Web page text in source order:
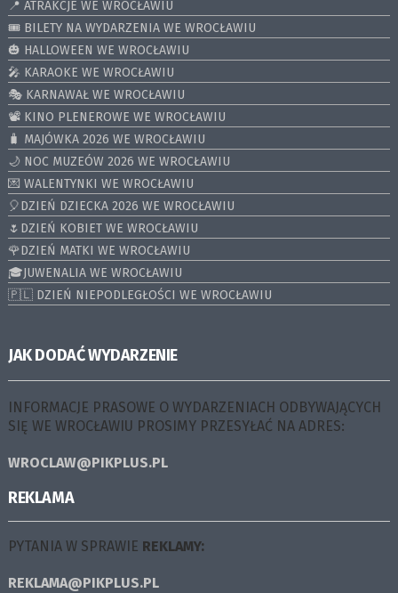
📍 ATRAKCJE WE WROCŁAWIU
🎟️ BILETY NA WYDARZENIA WE WROCŁAWIU
🎃 HALLOWEEN WE WROCŁAWIU
🎤 KARAOKE WE WROCŁAWIU
🎭 KARNAWAŁ WE WROCŁAWIU
📽️ KINO PLENEROWE WE WROCŁAWIU
🧳 MAJÓWKA 2026 WE WROCŁAWIU
🌙 NOC MUZEÓW 2026 WE WROCŁAWIU
💌 WALENTYNKI WE WROCŁAWIU
🎈DZIEŃ DZIECKA 2026 WE WROCŁAWIU
🌷DZIEŃ KOBIET WE WROCŁAWIU
🌹DZIEŃ MATKI WE WROCŁAWIU
🎓JUWENALIA WE WROCŁAWIU
🇵🇱 DZIEŃ NIEPODLEGŁOŚCI WE WROCŁAWIU
JAK DODAĆ WYDARZENIE
INFORMACJE PRASOWE O WYDARZENIACH ODBYWAJĄCYCH
SIĘ WE WROCŁAWIU PROSIMY PRZESYŁAĆ NA ADRES:
WROCLAW@PIKPLUS.PL
REKLAMA
PYTANIA W SPRAWIE REKLAMY:
REKLAMA@PIKPLUS.PL